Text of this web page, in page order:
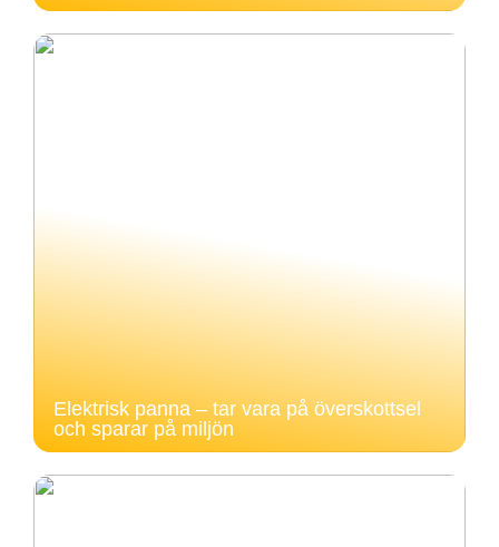
Elektrisk panna – tar vara på överskottsel
och sparar på miljön